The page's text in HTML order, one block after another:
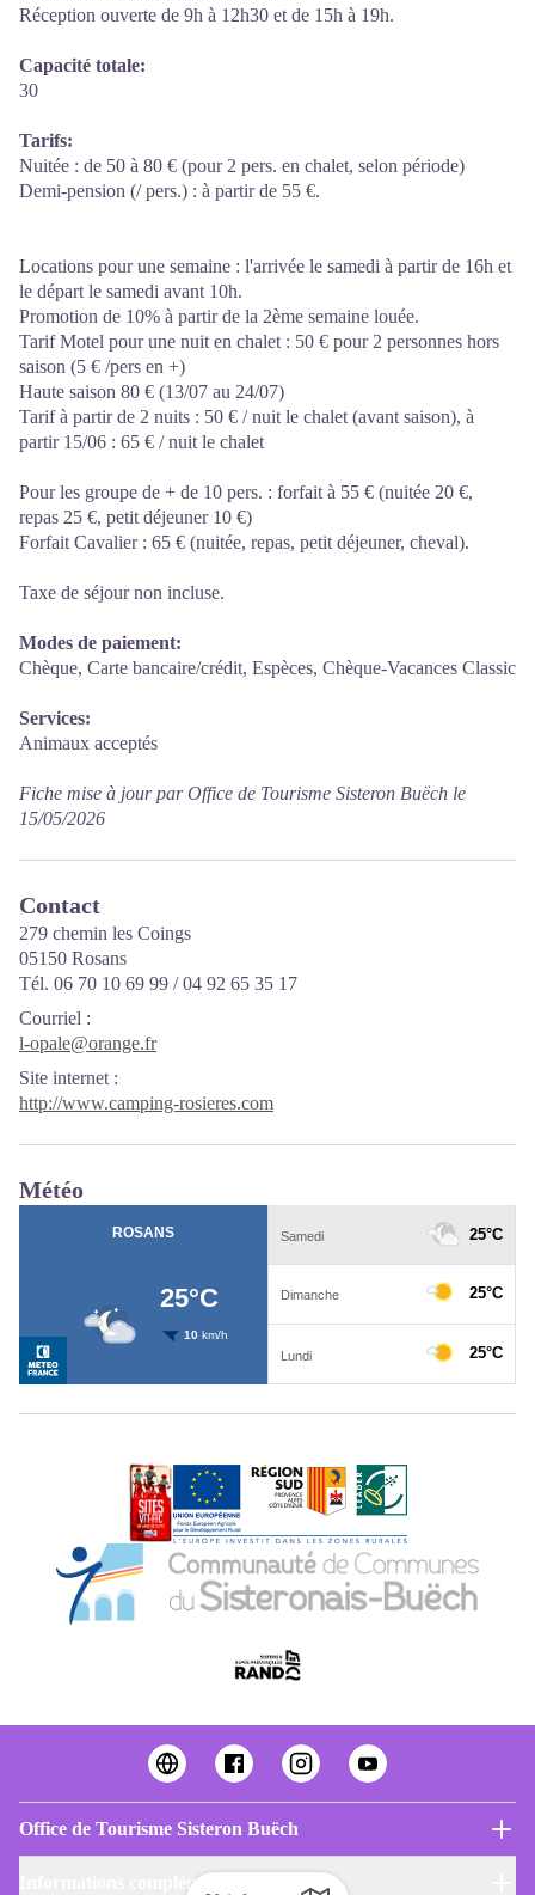
Réception ouverte de 9h à 12h30 et de 15h à 19h.
Capacité totale:
30
Tarifs:
Nuitée : de 50 à 80 € (pour 2 pers. en chalet, selon période)
Demi-pension (/ pers.) : à partir de 55 €.
Locations pour une semaine : l'arrivée le samedi à partir de 16h et
le départ le samedi avant 10h.
Promotion de 10% à partir de la 2ème semaine louée.
Tarif Motel pour une nuit en chalet : 50 € pour 2 personnes hors
saison (5 € /pers en +)
Haute saison 80 € (13/07 au 24/07)
Tarif à partir de 2 nuits : 50 € / nuit le chalet (avant saison), à
partir 15/06 : 65 € / nuit le chalet
Pour les groupe de + de 10 pers. : forfait à 55 € (nuitée 20 €,
repas 25 €, petit déjeuner 10 €)
Forfait Cavalier : 65 € (nuitée, repas, petit déjeuner, cheval).
Taxe de séjour non incluse.
Modes de paiement:
Chèque, Carte bancaire/crédit, Espèces, Chèque-Vacances Classic
Services:
Animaux acceptés
Fiche mise à jour par Office de Tourisme Sisteron Buëch le
15/05/2026
Contact
279 chemin les Coings
05150 Rosans
Tél. 06 70 10 69 99 / 04 92 65 35 17
Courriel :
l-opale@orange.fr
Site internet :
http://www.camping-rosieres.com
Météo
Office de Tourisme Sisteron Buëch
Informations complémentaires